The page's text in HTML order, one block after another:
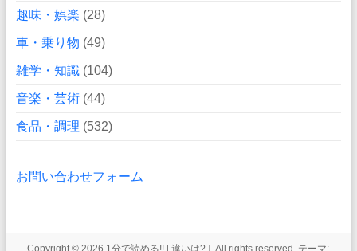
趣味・娯楽 (28)
車・乗り物 (49)
雑学・知識(104)
音楽・芸術(44)
食品・調理 (532)
お問い合わせフォーム